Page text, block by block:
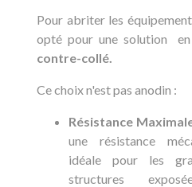
Pour abriter les
opté pour une solution en
contre-collé.
Ce choix n'est pas anodin :
Résistance
une résistance
idéale pour les
structures